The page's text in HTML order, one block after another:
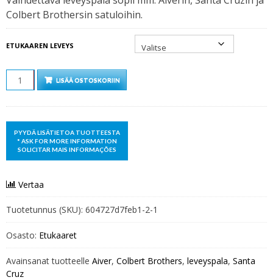
Colbert Brothersin satuloihin.
ETUKAAREN LEVEYS
LISÄÄ OSTOSKORIIN
Vertaa
Tuotetunnus (SKU): 604727d7feb1-2-1
Osasto: Etukaaret
Avainsanat tuotteelle Aiver, Colbert Brothers, leveyspala, Santa
Cruz